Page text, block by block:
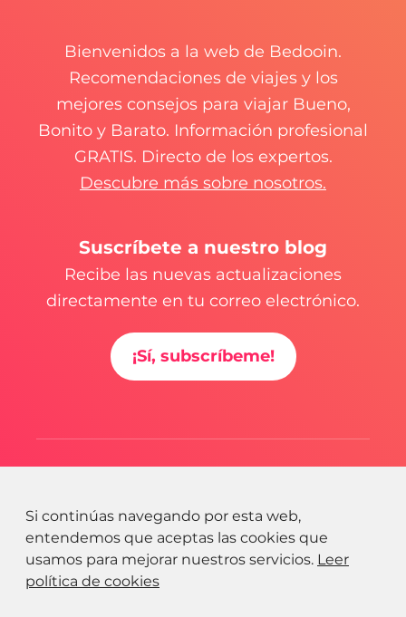
Bienvenidos a la web de Bedooin.
Recomendaciones de viajes y los
mejores consejos para viajar Bueno,
Bonito y Barato. Información profesional
GRATIS. Directo de los expertos.
Descubre más sobre nosotros.
Suscríbete a nuestro blog
Recibe las nuevas actualizaciones
directamente en tu correo electrónico.
¡Sí, subscríbeme!
© 2026 Bedooin
Si continúas navegando por esta web,
entendemos que aceptas las cookies que
usamos para mejorar nuestros servicios. Leer
política de cookies